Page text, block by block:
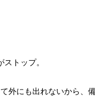
トップ。
外にも出れないから、